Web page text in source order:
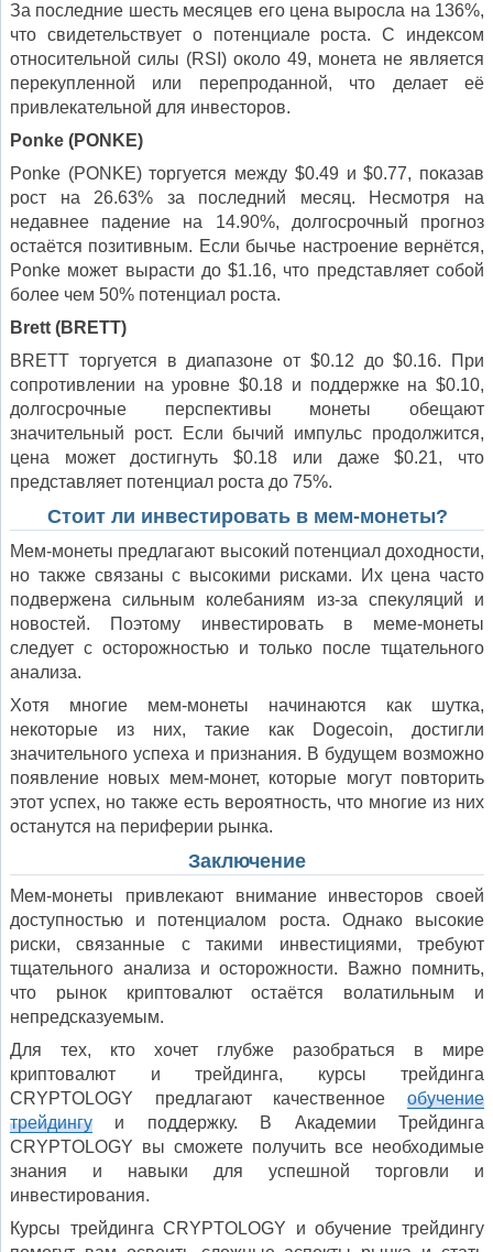
За последние шесть месяцев его цена выросла на 136%,
что свидетельствует о потенциале роста. С индексом
относительной силы (RSI) около 49, монета не является
перекупленной или перепроданной, что делает её
привлекательной для инвесторов.
Ponke (PONKE)
Ponke (PONKE) торгуется между $0.49 и $0.77, показав
рост на 26.63% за последний месяц. Несмотря на
недавнее падение на 14.90%, долгосрочный прогноз
остаётся позитивным. Если бычье настроение вернётся,
Ponke может вырасти до $1.16, что представляет собой
более чем 50% потенциал роста.
Brett (BRETT)
BRETT торгуется в диапазоне от $0.12 до $0.16. При
сопротивлении на уровне $0.18 и поддержке на $0.10,
долгосрочные перспективы монеты обещают
значительный рост. Если бычий импульс продолжится,
цена может достигнуть $0.18 или даже $0.21, что
представляет потенциал роста до 75%.
Стоит ли инвестировать в мем-монеты?
Мем-монеты предлагают высокий потенциал доходности,
но также связаны с высокими рисками. Их цена часто
подвержена сильным колебаниям из-за спекуляций и
новостей. Поэтому инвестировать в меме-монеты
следует с осторожностью и только после тщательного
анализа.
Хотя многие мем-монеты начинаются как шутка,
некоторые из них, такие как Dogecoin, достигли
значительного успеха и признания. В будущем возможно
появление новых мем-монет, которые могут повторить
этот успех, но также есть вероятность, что многие из них
останутся на периферии рынка.
Заключение
Мем-монеты привлекают внимание инвесторов своей
доступностью и потенциалом роста. Однако высокие
риски, связанные с такими инвестициями, требуют
тщательного анализа и осторожности. Важно помнить,
что рынок криптовалют остаётся волатильным и
непредсказуемым.
Для тех, кто хочет глубже разобраться в мире
криптовалют и трейдинга, курсы трейдинга
CRYPTOLOGY предлагают качественное обучение
трейдингу и поддержку. В Академии Трейдинга
CRYPTOLOGY вы сможете получить все необходимые
знания и навыки для успешной торговли и
инвестирования.
Курсы трейдинга CRYPTOLOGY и обучение трейдингу